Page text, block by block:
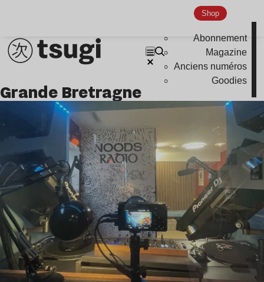
Shop
Abonnement
Magazine
Anciens numéros
Goodies
Grande Bretragne